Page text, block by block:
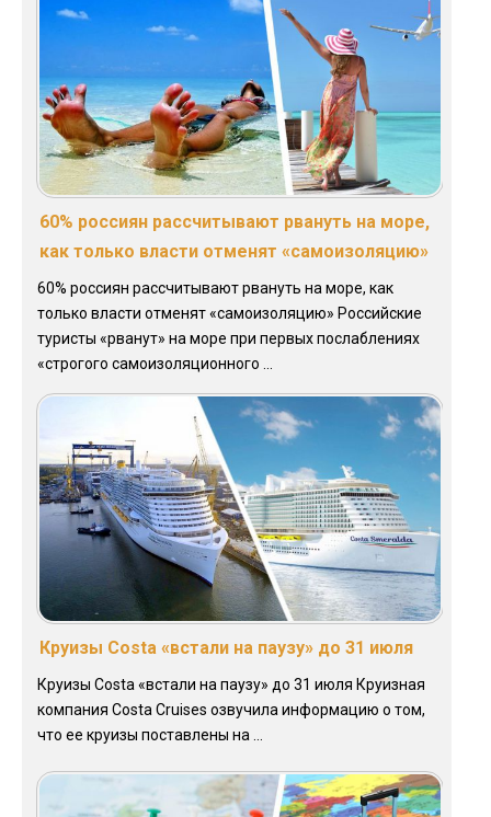
60% россиян рассчитывают рвануть на море,
как только власти отменят «самоизоляцию»
60% россиян рассчитывают рвануть на море, как
только власти отменят «самоизоляцию» Российские
туристы «рванут» на море при первых послаблениях
«строгого самоизоляционного ...
Круизы Costa «встали на паузу» до 31 июля
Круизы Costa «встали на паузу» до 31 июля Круизная
компания Costa Cruises озвучила информацию о том,
что ее круизы поставлены на ...